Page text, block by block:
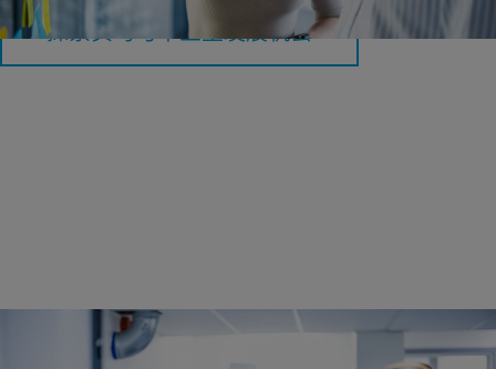
探索实习与毕业生发展机会